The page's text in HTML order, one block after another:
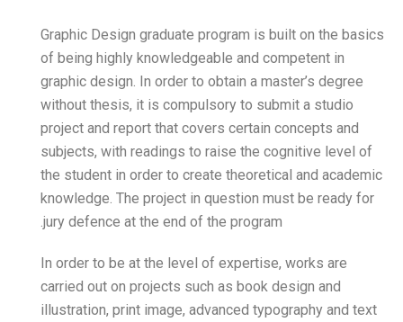
Graphic Design graduate
of being highly
graphic design. In order to
without thesis, it is
project and report that
subjects, with readings
the student in order to
knowledge. The project
jury defence at the end of
In order to be at the level
carried out on projects
illustration, print image,